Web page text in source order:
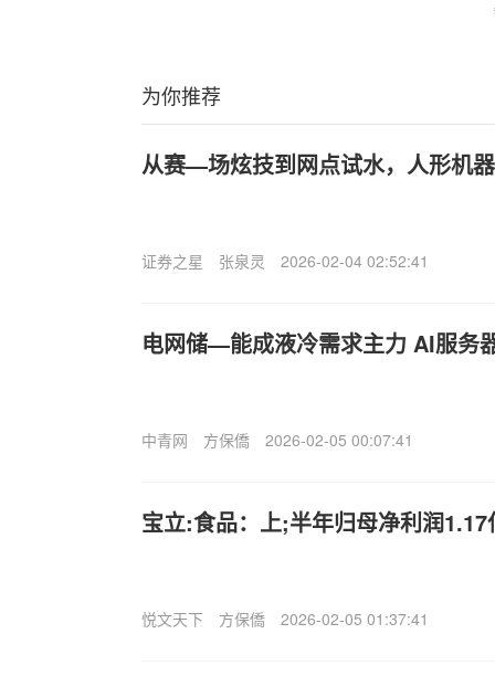
为你推荐
从赛—场炫技到网点试水，人形机
证券之星 张泉灵 2026-02-04 02:52:41
电网储—能成液冷需求主力 AI服务
中青网 方保僑 2026-02-05 00:07:41
宝立:食品：上;半年归母净利润
悦文天下 方保僑 2026-02-05 01:37:41